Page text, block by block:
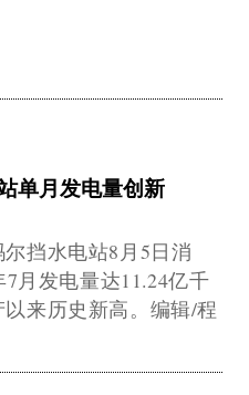
单月发电量创新
挡水电站8月5日消
月发电量达11.24亿千
来历史新高。编辑/程